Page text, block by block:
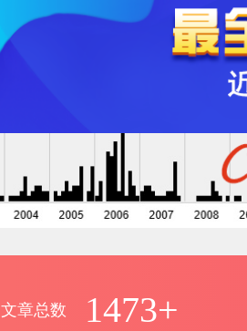
文章总数 1473+